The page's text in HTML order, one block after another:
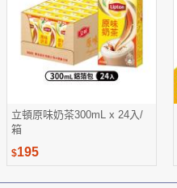
立頓原味奶茶300mL x 24入/
箱
$195